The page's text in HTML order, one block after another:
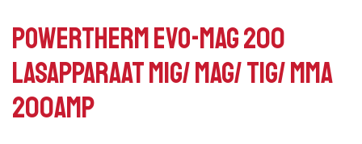
POWERTHERM EVO-MAG 200
LASAPPARAAT MIG/ MAG/ TIG/ MMA
200AMP